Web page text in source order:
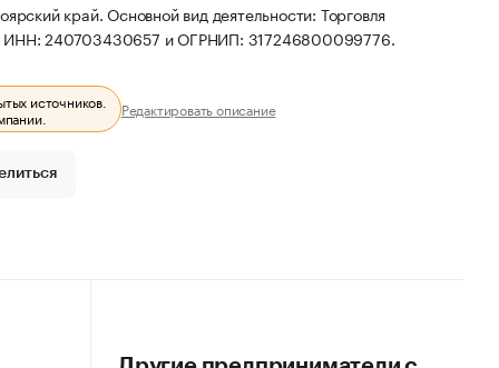
край. Основной вид деятельности: Торговля
ИНН: 240703430657 и ОГРНИП: 317246800099776.
источников.
Редактировать описание